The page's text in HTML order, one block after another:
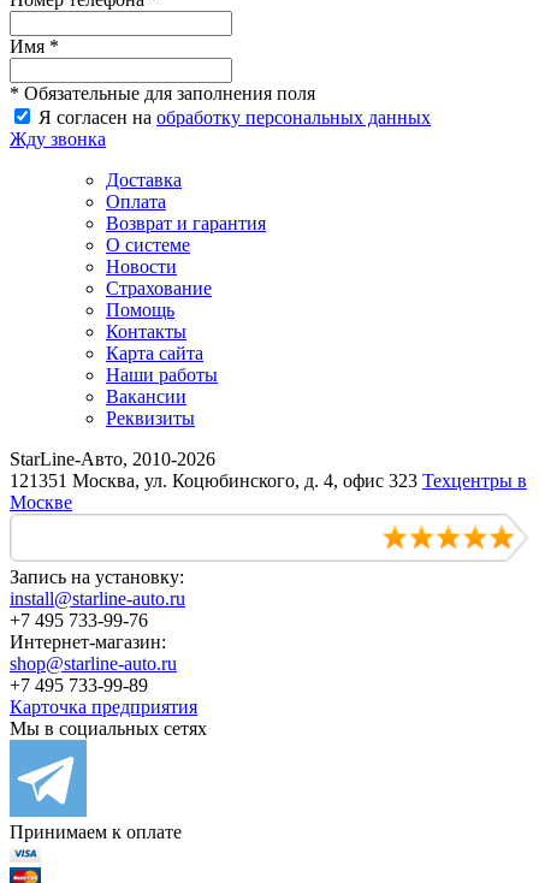
Имя *
* Обязательные для заполнения поля
Я согласен на обработку персональных данных
Жду звонка
Доставка
Оплата
Возврат и гарантия
О системе
Новости
Страхование
Помощь
Контакты
Карта сайта
Наши работы
Вакансии
Реквизиты
StarLine-Авто, 2010-2026
121351 Москва, ул. Коцюбинского, д. 4, офис 323 Техцентры в
Москве
Запись на установку:
install@starline-auto.ru
+7 495 733-99-76
Интернет-магазин:
shop@starline-auto.ru
+7 495 733-99-89
Карточка предприятия
Мы в социальных сетях
Принимаем к оплате